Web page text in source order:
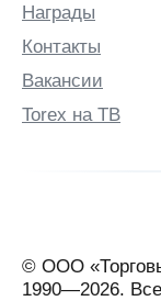
В
Валдай
Великие
Луки
Верхняя
Награды
Контакты
Вакансии
Torex на ТВ
© ООО
1990—2026.